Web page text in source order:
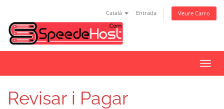
Català Entrada Veure Carro
la
Revisar i Pagar